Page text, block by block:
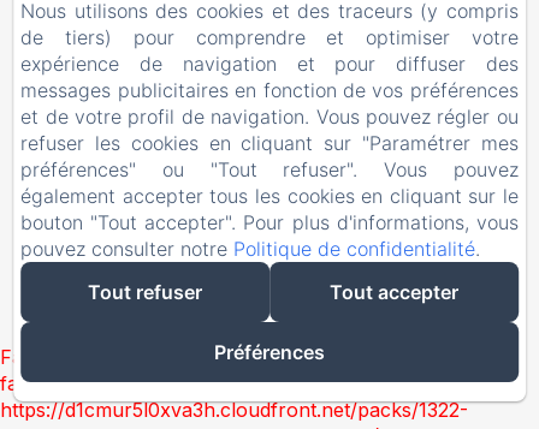
Activités
Contact
EN FR
Créé par Amenitiz
Failed to load BookingEngine/index: Loading chunk 1322
failed. (missing:
https://d1cmur5l0xva3h.cloudfront.net/packs/1322-
Nous utilisons des cookies et des traceurs (y compris
de tiers) pour comprendre et optimiser votre
expérience de navigation et pour diffuser des
messages publicitaires en fonction de vos préférences
et de votre profil de navigation. Vous pouvez régler ou
refuser les cookies en cliquant sur "Paramétrer mes
préférences" ou "Tout refuser". Vous pouvez
également accepter tous les cookies en cliquant sur le
bouton "Tout accepter". Pour plus d'informations, vous
pouvez consulter notre Politique de confidentialité.
Tout refuser
Tout accepter
Préférences